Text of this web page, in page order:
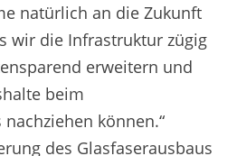
natürlich an die Zukunft
wir die Infrastruktur zügig
erweitern und
beim
können.“
des Glasfaserausbaus